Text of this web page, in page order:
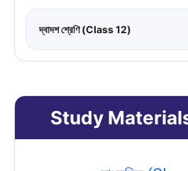
দ্বাদশ শ্রেণি (Class 12)
Study